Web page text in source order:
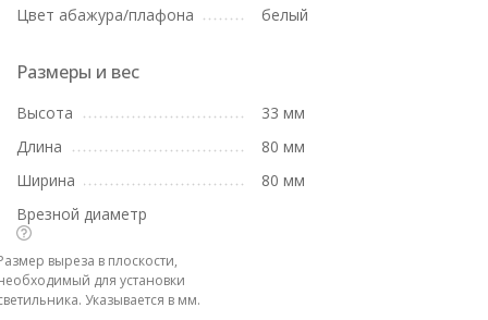
Цвет абажура/плафона
белый
Размеры и вес
Высота
33 мм
Длина
80 мм
Ширина
80 мм
Врезной диаметр
выреза в плоскости,
для установки
Указывается в мм.